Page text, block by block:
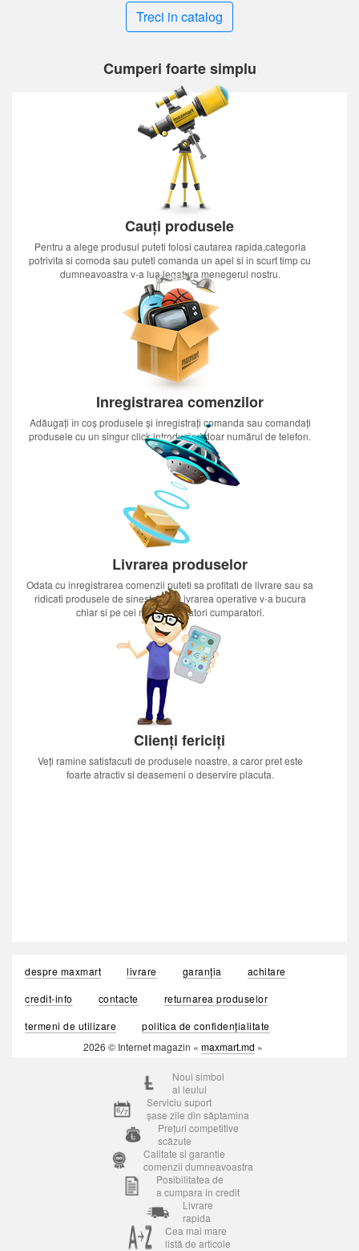
Treci in catalog
Cumperi foarte simplu
Cauți produsele
Pentru a alege produsul puteti folosi cautarea rapida,categoria
potrivita si comoda sau puteti comanda un apel si in scurt timp cu
dumneavoastra v-a lua legatura menegerul nostru.
Inregistrarea comenzilor
Adăugați în coș produsele și înregistrați comanda sau comandați
produsele cu un singur click introducînd doar numărul de telefon.
Livrarea produselor
Odata cu inregistrarea comenzii puteti sa profitati de livrare sau sa
ridicati produsele de sinestatator.Livrarea operative v-a bucura
chiar si pe cei mai nerabdatori cumparatori.
Clienți fericiți
Veți ramine satisfacuti de produsele noastre, a caror pret este
foarte atractiv si deasemeni o deservire placuta.
despre maxmart livrare garanția
achitare
credit-info
contacte
returnarea produselor
termeni de utilizare
politica de confidențialitate
2026 © Internet magazin « maxmart.md »
Noul simbol
al leului
Serviciu suport
șase zile din săptamina
Prețuri competitive
scăzute
Calitate si garantie
comenzii dumneavoastra
Posibilitatea de
a cumpara in credit
Livrare
rapida
Cea mai mare
listă de articole